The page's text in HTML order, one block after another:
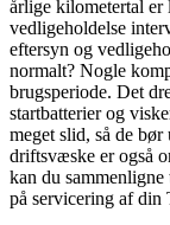
årlige kilometertal
vedligeholdelse
eftersyn og
normalt? Nogle
brugsperiode. Det
startbatterier og
meget slid, så de
driftsvæske er også
kan du
på servicering af din